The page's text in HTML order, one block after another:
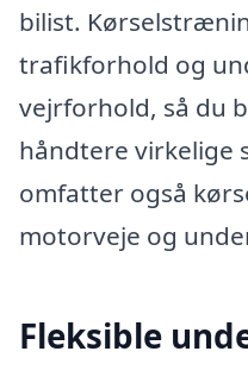
bilist.
trafikforhold og
vejrforhold, så du
håndtere virkelige
omfatter også
motorveje og
Fleksible